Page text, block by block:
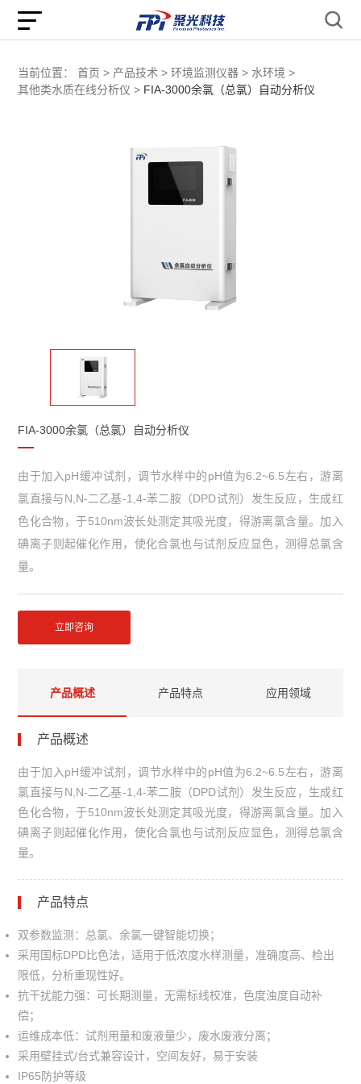
当前位置： 首页 > 产品技术 > 环境监测仪器 > 水环境 >
其他类水质在线分析仪 > FIA-3000余氯（总氯）自动分析仪
FIA-3000余氯（总氯）自动分析仪
由于加入pH缓冲试剂，调节水样中的pH值为6.2~6.5左右，游离
氯直接与N,N-二乙基-1,4-苯二胺（DPD试剂）发生反应，生成红
色化合物，于510nm波长处测定其吸光度，得游离氯含量。加入
碘离子则起催化作用，使化合氯也与试剂反应显色，测得总氯含
量。
立即咨询
产品概述 产品特点 应用领域
产品概述
由于加入pH缓冲试剂，调节水样中的pH值为6.2~6.5左右，游离
氯直接与N,N-二乙基-1,4-苯二胺（DPD试剂）发生反应，生成红
色化合物，于510nm波长处测定其吸光度，得游离氯含量。加入
碘离子则起催化作用，使化合氯也与试剂反应显色，测得总氯含
量。
产品特点
双参数监测：总氯、余氯一键智能切换；
采用国标DPD比色法，适用于低浓度水样测量，准确度高、检出
限低，分析重现性好。
抗干扰能力强：可长期测量，无需标线校准，色度浊度自动补
偿；
运维成本低：试剂用量和废液量少，废水废液分离；
采用壁挂式/台式兼容设计，空间友好，易于安装
IP65防护等级